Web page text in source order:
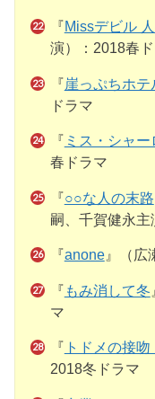
『Missデビル
演）：2018春
『崖っぷちホテ
ドラマ
『 ミス・シャー
春ドラマ
『○○な人の末路
嗣、千賀健永
『anone』（広
『 もみ消して冬
マ
『 トドメの接吻
2018冬ドラマ